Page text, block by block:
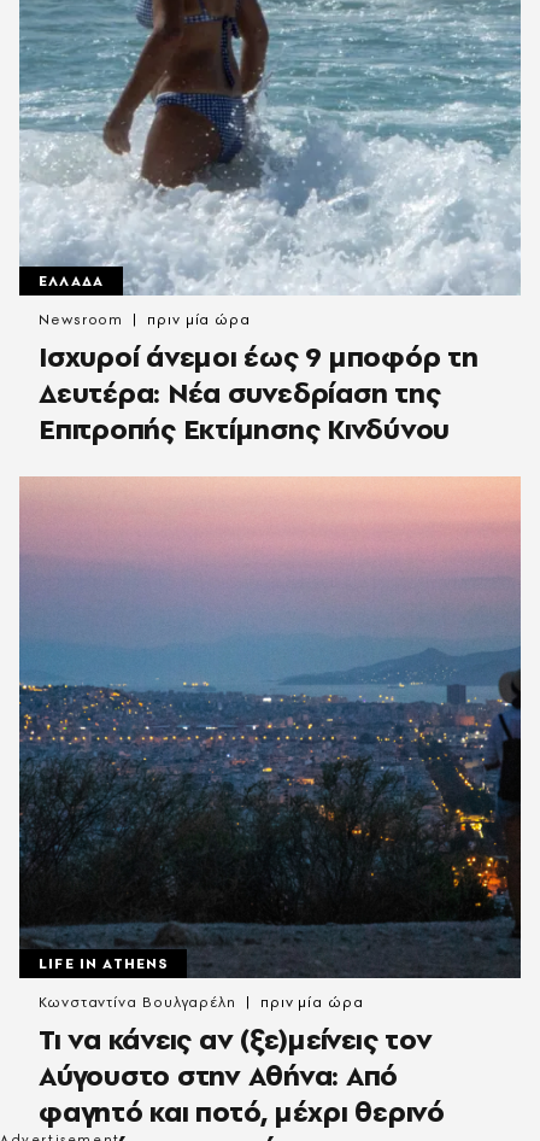
ΕΛΛΑΔΑ
Ισχυροί άνεμοι έως 9 μποφόρ τη
Δευτέρα: Νέα συνεδρίαση της
Επιτροπής Εκτίμησης Κινδύνου
Newsroom πριν μία ώρα
LIFE IN ATHENS
Τι να κάνεις αν (ξε)μείνεις τον
Αύγουστο στην Αθήνα: Από
φαγητό και ποτό, μέχρι θερινό
Κωνσταντίνα Βουλγαρέλη πριν μία ώρα